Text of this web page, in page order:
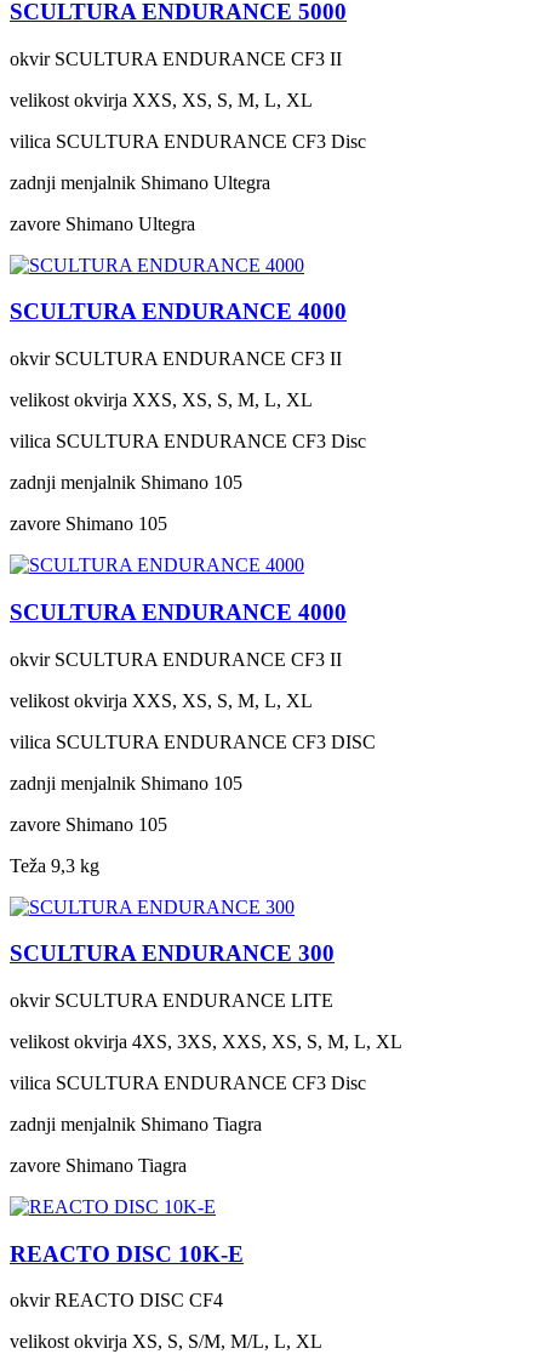
SCULTURA ENDURANCE 5000
okvir SCULTURA ENDURANCE CF3 II
velikost okvirja XXS, XS, S, M, L, XL
vilica SCULTURA ENDURANCE CF3 Disc
zadnji menjalnik Shimano Ultegra
zavore Shimano Ultegra
SCULTURA ENDURANCE 4000
okvir SCULTURA ENDURANCE CF3 II
velikost okvirja XXS, XS, S, M, L, XL
vilica SCULTURA ENDURANCE CF3 Disc
zadnji menjalnik Shimano 105
zavore Shimano 105
SCULTURA ENDURANCE 4000
okvir SCULTURA ENDURANCE CF3 II
velikost okvirja XXS, XS, S, M, L, XL
vilica SCULTURA ENDURANCE CF3 DISC
zadnji menjalnik Shimano 105
zavore Shimano 105
Teža 9,3 kg
SCULTURA ENDURANCE 300
okvir SCULTURA ENDURANCE LITE
velikost okvirja 4XS, 3XS, XXS, XS, S, M, L, XL
vilica SCULTURA ENDURANCE CF3 Disc
zadnji menjalnik Shimano Tiagra
zavore Shimano Tiagra
REACTO DISC 10K-E
okvir REACTO DISC CF4
velikost okvirja XS, S, S/M, M/L, L, XL